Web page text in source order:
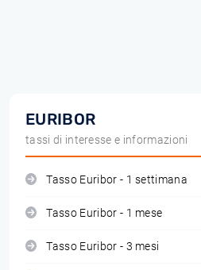
EURIBOR
tassi di interesse e informazioni
Tasso Euribor - 1 settimana
Tasso Euribor - 1 mese
Tasso Euribor - 3 mesi